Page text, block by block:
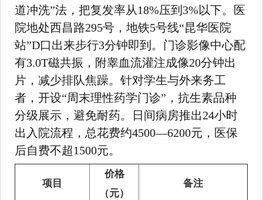
道冲洗”法，把复发率从18%压到3%以下。医
院地处西昌路295号，地铁5号线“昆华医院
站”D口出来步行3分钟即到。门诊影像中心配
有3.0T磁共振，附睾血流灌注成像20分钟出
片，减少排队焦躁。针对学生与外来务工
者，开设“周末理性药学门诊”，抗生素品种
分级展示，避免耐药。日间病房推出24小时
出入院流程，总花费约4500—6200元，医保
后自费不超1500元。
项目
价格
（元）
备注